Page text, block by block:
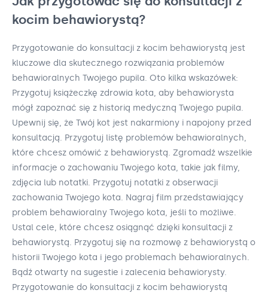
kocim behawiorystą?
Przygotowanie do konsultacji z kocim behawiorystą jest
kluczowe dla skutecznego rozwiązania problemów
behawioralnych Twojego pupila. Oto kilka wskazówek:
Przygotuj książeczkę zdrowia kota, aby behawiorysta
mógł zapoznać się z historią medyczną Twojego pupila.
Upewnij się, że Twój kot jest nakarmiony i napojony przed
konsultacją. Przygotuj listę problemów behawioralnych,
które chcesz omówić z behawiorystą. Zgromadź wszelkie
informacje o zachowaniu Twojego kota, takie jak filmy,
zdjęcia lub notatki. Przygotuj notatki z obserwacji
zachowania Twojego kota. Nagraj film przedstawiający
problem behawioralny Twojego kota, jeśli to możliwe.
Ustal cele, które chcesz osiągnąć dzięki konsultacji z
behawiorystą. Przygotuj się na rozmowę z behawiorystą o
historii Twojego kota i jego problemach behawioralnych.
Bądź otwarty na sugestie i zalecenia behawiorysty.
Przygotowanie do konsultacji z kocim behawiorystą